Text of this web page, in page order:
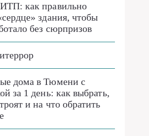
как правильно
здания, чтобы
без сюрпризов
дома в Тюмени с
за 1 день: как выбрать,
и на что обратить